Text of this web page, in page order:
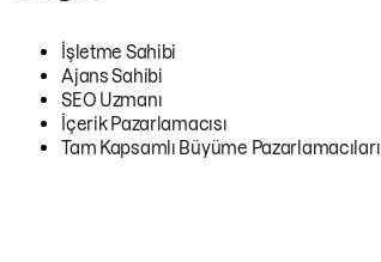
İşletme Sahibi
Ajans Sahibi
SEO Uzmanı
İçerik Pazarlamacısı
Tam Kapsamlı Büyüme Pazarlamacıları